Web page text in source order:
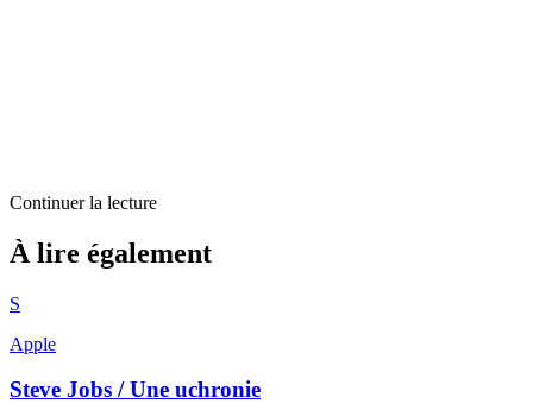
Continuer la lecture
À lire également
S
Apple
Steve Jobs / Une uchronie